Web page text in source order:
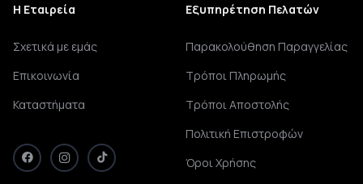
Η Εταιρεία
Σχετικά με εμάς
Επικοινωνία
Καταστήματα
Εξυπηρέτηση Πελατών
Παρακολούθηση Παραγγελίας
Τρόποι Πληρωμής
Τρόποι Αποστολής
Πολιτική Επιστροφών
Όροι Χρήσης